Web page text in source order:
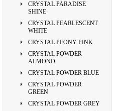
CRYSTAL PARADISE
SHINE
CRYSTAL PEARLESCENT
WHITE
CRYSTAL PEONY PINK
CRYSTAL POWDER
ALMOND
CRYSTAL POWDER BLUE
CRYSTAL POWDER
GREEN
CRYSTAL POWDER GREY